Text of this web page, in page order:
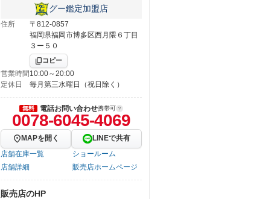
グー鑑定加盟店
住所
〒812-0857
福岡県福岡市博多区西月隈６丁目
３ー５０
コピー
営業時間10:00～20:00
定休日
毎月第三水曜日（祝日除く）
無料 電話お問い合わせ携帯可
0078-6045-4069
MAPを開く
LINEで共有
店舗在庫一覧
ショールーム
店舗詳細
販売店ホームページ
販売店のHP